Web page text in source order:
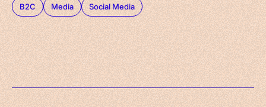
B2C Media Social Media